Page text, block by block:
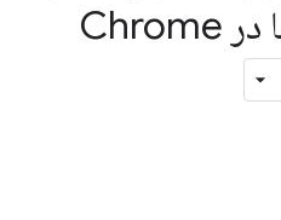
در بین وب‌سایت‌ها در Chrome